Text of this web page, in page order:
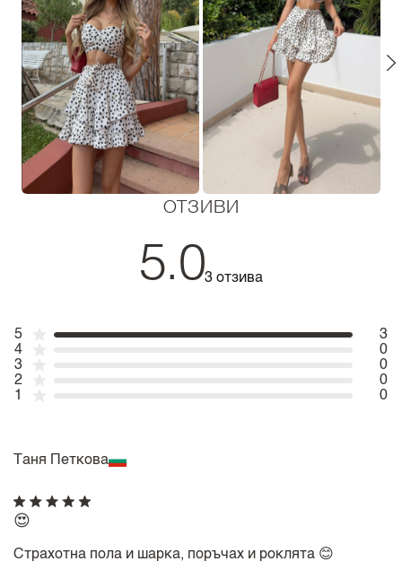
ОТЗИВИ
5.03 отзива
5
3
4
0
3
0
2
0
1
0
Таня Петкова
😍
Страхотна пола и шарка, поръчах и роклята 😊